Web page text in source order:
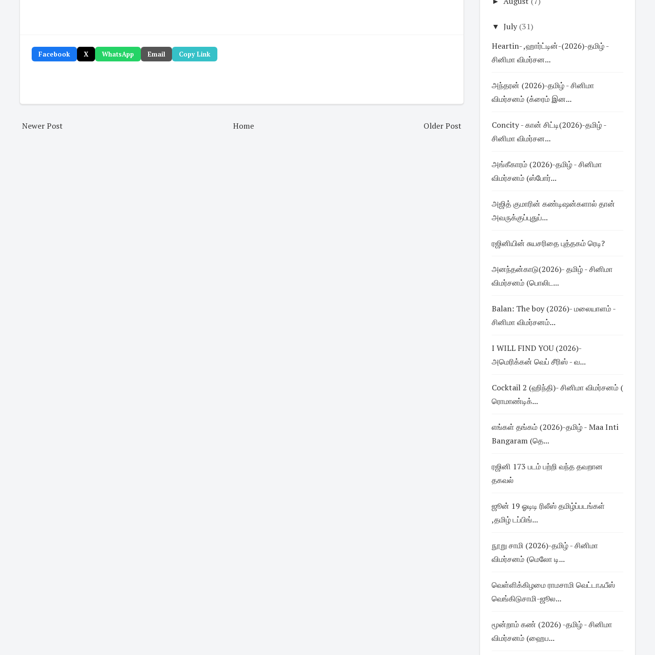
Facebook X WhatsApp Email Copy Link
Newer Post Older Post
Home
▼ July (31)
Heartin- ,ஹார்ட்டின்-(2026)-தமிழ் -
சினிமா விமர்சன...
அந்தரன் (2026)-தமிழ் - சினிமா
விமர்சனம் (க்ரைம் இன...
Concity - கான் சிட்டி(2026)-தமிழ் -
சினிமா விமர்சன...
அங்கீகாரம் (2026)-தமிழ் - சினிமா
விமர்சனம் (ஸ்போர்...
அஜித் குமாரின் கண்டிஷன்களால் தான்
அவருக்குப்புதுப்...
ரஜினியின் சுயசரிதை புத்தகம் ரெடி?
அனந்தன்காடு(2026)- தமிழ் - சினிமா
விமர்சனம் (பொலிட...
Balan: The boy (2026)- மலையாளம் -
சினிமா விமர்சனம்...
I WILL FIND YOU (2026)-
அமெரிக்கன் வெப் சீரிஸ் - வ...
Cocktail 2 (ஹிந்தி)- சினிமா விமர்சனம் (
ரொமாண்டிக்...
எங்கள் தங்கம் (2026)-தமிழ் - Maa Inti
Bangaram (தெ...
ரஜினி 173 படம் பற்றி வந்த தவறான
தகவல்
ஜூன் 19 ஓடிடி ரிலீஸ் தமிழ்ப்படங்கள்
,தமிழ் டப்பிங்...
நூறு சாமி (2026)-தமிழ் - சினிமா
விமர்சனம் (மெலோ டி...
வெள்ளிக்கிழமை ராமசாமி வெட்டாஃபீஸ்
வெங்கிடுசாமி-ஜூல...
மூன்றாம் கண் (2026) -தமிழ் - சினிமா
விமர்சனம் (ஹைப...